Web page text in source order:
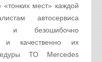
«тонких мест» каждой
автосервиса
и безошибочно
и качественно их
ТО Mercedes